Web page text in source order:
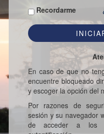
Recordarme
En caso de que no
encuentre bloqueado
y escoger la opción del
Por razones de
sesión y su navegador
de acceder a los